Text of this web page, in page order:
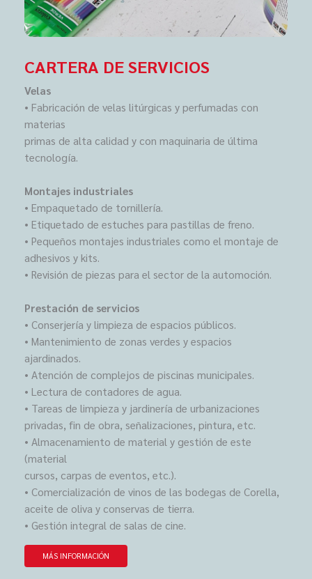
CARTERA DE SERVICIOS
Velas
• Fabricación de velas litúrgicas y perfumadas con
materias
primas de alta calidad y con maquinaria de última
tecnología.
Montajes industriales
• Empaquetado de tornillería.
• Etiquetado de estuches para pastillas de freno.
• Pequeños montajes industriales como el montaje de
adhesivos y kits.
• Revisión de piezas para el sector de la automoción.
Prestación de servicios
• Conserjería y limpieza de espacios públicos.
• Mantenimiento de zonas verdes y espacios
ajardinados.
• Atención de complejos de piscinas municipales.
• Lectura de contadores de agua.
• Tareas de limpieza y jardinería de urbanizaciones
privadas, fin de obra, señalizaciones, pintura, etc.
• Almacenamiento de material y gestión de este
(material
cursos, carpas de eventos, etc.).
• Comercialización de vinos de las bodegas de Corella,
aceite de oliva y conservas de tierra.
• Gestión integral de salas de cine.
MÁS INFORMACIÓN